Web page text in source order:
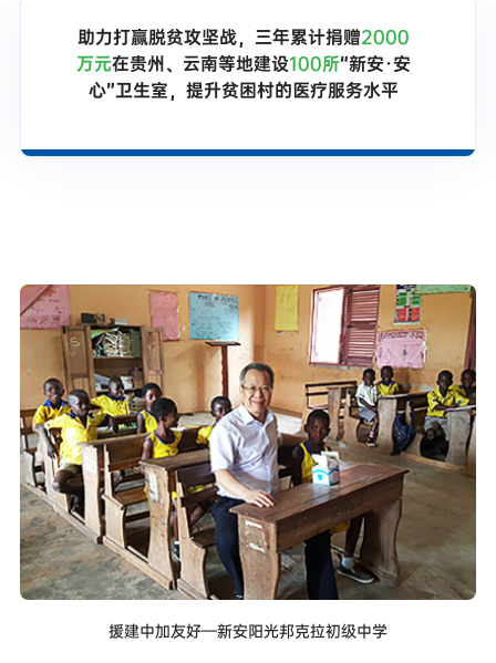
助力打赢脱贫攻坚战，三年累计捐赠2000
万元在贵州、云南等地建设100所“新安·安
心”卫生室，提升贫困村的医疗服务水平
援建中加友好—新安阳光邦克拉初级中学